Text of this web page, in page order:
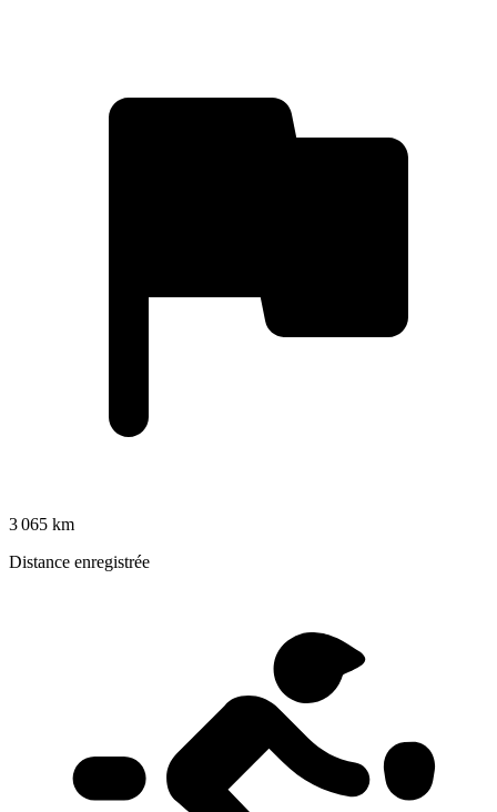
3 065 km
Distance enregistrée